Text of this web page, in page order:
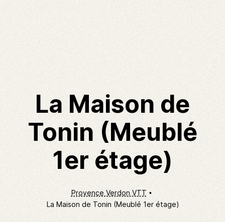
La Maison de
Tonin (Meublé
1er étage)
Provence Verdon VTT
La Maison de Tonin (Meublé 1er étage)